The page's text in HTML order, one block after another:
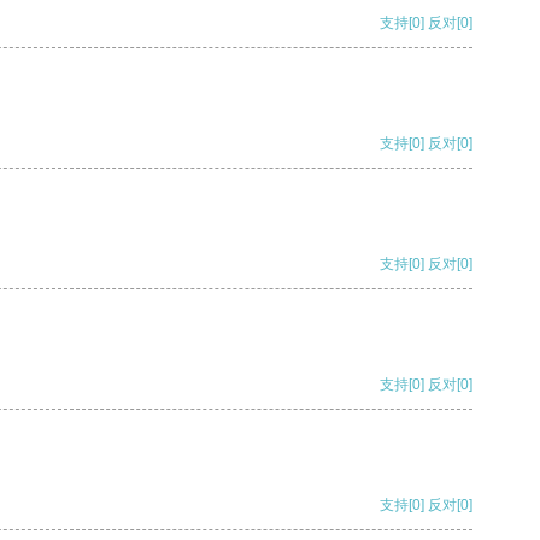
支持[0] 反对[0]
支持[0] 反对[0]
支持[0] 反对[0]
支持[0] 反对[0]
支持[0] 反对[0]